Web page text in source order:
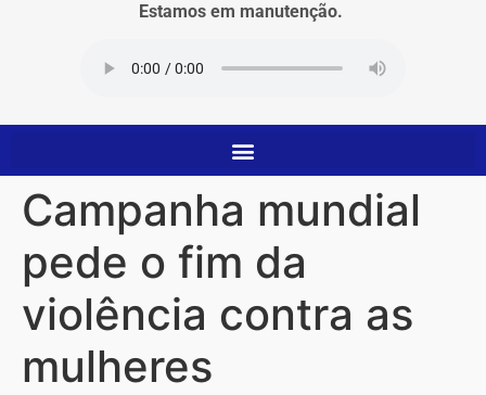
Estamos em manutenção.
Campanha mundial
pede o fim da
violência contra as
mulheres